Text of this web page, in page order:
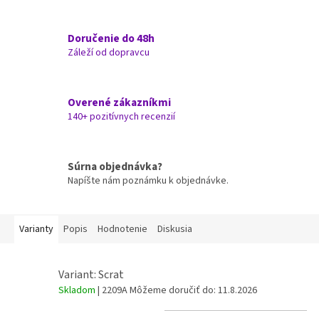
Doručenie do 48h
Záleží od dopravcu
Overené zákazníkmi
140+ pozitívnych recenzií
Súrna objednávka?
Napíšte nám poznámku k objednávke.
Varianty Popis Hodnotenie Diskusia
Variant: Scrat
Skladom | 2209AMôžeme doručiť do: 11.8.2026